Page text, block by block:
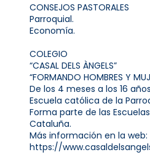
CONSEJOS PASTORALES
Parroquial.
Economía.
COLEGIO
“CASAL DELS ÀNGELS”
“FORMANDO HOMBRES Y
De los 4 meses a los 16
Escuela católica de la
Forma parte de las
Cataluña.
Más información en la web:
https://